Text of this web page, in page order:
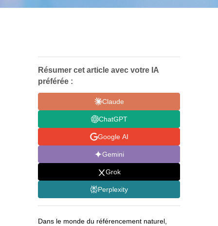
Résumer cet article avec votre IA
préférée :
Claude
ChatGPT
Google AI
Gemini
Grok
Perplexity
Dans le monde du référencement naturel,